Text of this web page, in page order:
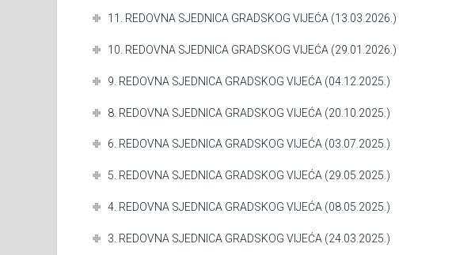
11. REDOVNA SJEDNICA GRADSKOG VIJEĆA (13.03.2026.)
10. REDOVNA SJEDNICA GRADSKOG VIJEĆA (29.01.2026.)
9. REDOVNA SJEDNICA GRADSKOG VIJEĆA (04.12.2025.)
8. REDOVNA SJEDNICA GRADSKOG VIJEĆA (20.10.2025.)
6. REDOVNA SJEDNICA GRADSKOG VIJEĆA (03.07.2025.)
5. REDOVNA SJEDNICA GRADSKOG VIJEĆA (29.05.2025.)
4. REDOVNA SJEDNICA GRADSKOG VIJEĆA (08.05.2025.)
3. REDOVNA SJEDNICA GRADSKOG VIJEĆA (24.03.2025.)